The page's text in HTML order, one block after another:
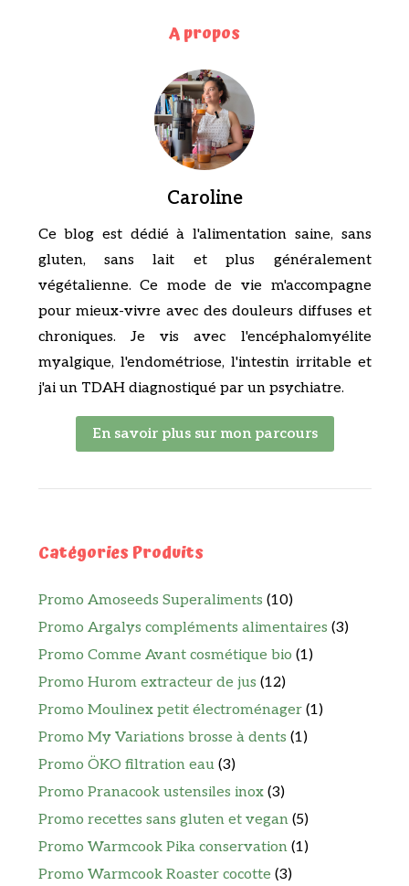
A propos
Caroline
Ce blog est dédié à l'alimentation saine, sans
gluten, sans lait et plus généralement
végétalienne. Ce mode de vie m'accompagne
pour mieux-vivre avec des douleurs diffuses et
chroniques. Je vis avec l'encéphalomyélite
myalgique, l'endométriose, l'intestin irritable et
j'ai un TDAH diagnostiqué par un psychiatre.
En savoir plus sur mon parcours
Catégories Produits
Promo Amoseeds Superaliments (10)
Promo Argalys compléments alimentaires (3)
Promo Comme Avant cosmétique bio (1)
Promo Hurom extracteur de jus (12)
Promo Moulinex petit électroménager (1)
Promo My Variations brosse à dents (1)
Promo ÖKO filtration eau (3)
Promo Pranacook ustensiles inox (3)
Promo recettes sans gluten et vegan (5)
Promo Warmcook Pika conservation (1)
Promo Warmcook Roaster cocotte (3)